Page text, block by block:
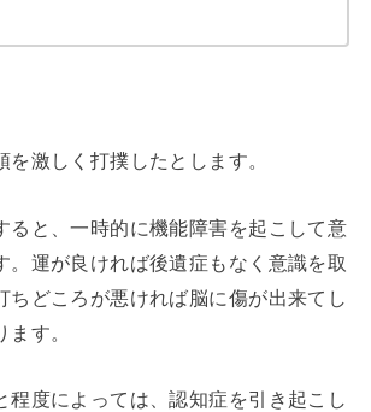
を激しく打撲したとします。
ると、一時的に機能障害を起こして意
。運が良ければ後遺症もなく意識を取
ちどころが悪ければ脳に傷が出来てし
す。
程度によっては、認知症を引き起こし